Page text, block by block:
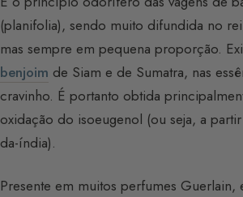
(planifolia), sendo muito difundida no
mas sempre em pequena proporção.
benjoim de Siam e de Sumatra, nas
cravinho. É portanto obtida
oxidação do isoeugenol (ou seja, a
da-índia).
Presente em muitos perfumes Guerlain,